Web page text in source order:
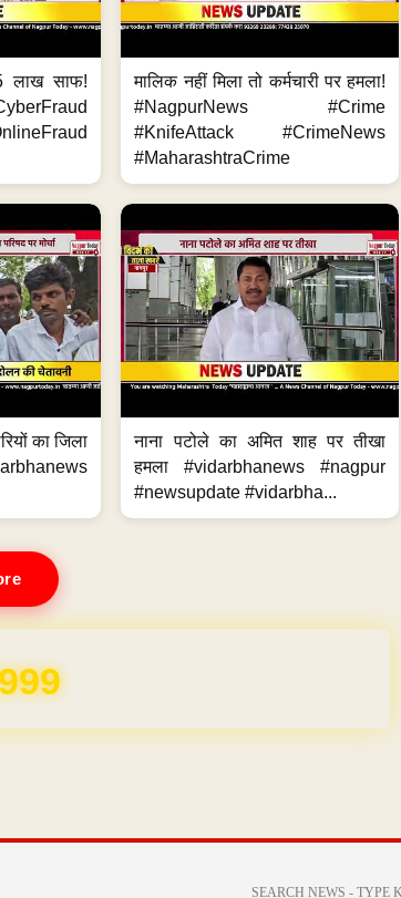
लाख साफ!
मालिक नहीं मिला तो कर्मचारी पर हमला!
#NagpurNews #Crime
#KnifeAttack #CrimeNews
#MaharashtraCrime
का जिला
नाना पटोले का अमित शाह पर तीखा
हमला #vidarbhanews #nagpur
#newsupdate #vidarbha...
for 1 Year